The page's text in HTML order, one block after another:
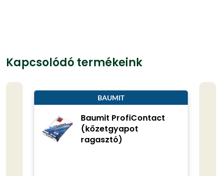
Kapcsolódó termékeink
BAUMIT
Baumit ProfiContact
(kőzetgyapot
ragasztó)